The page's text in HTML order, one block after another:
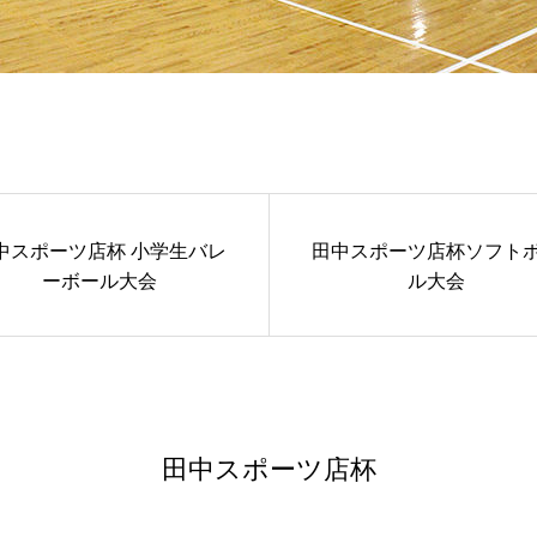
スポーツ店杯 小学生バレ
ーボール大会
田中スポーツ店杯ソフト
ル大会
田中スポーツ店杯